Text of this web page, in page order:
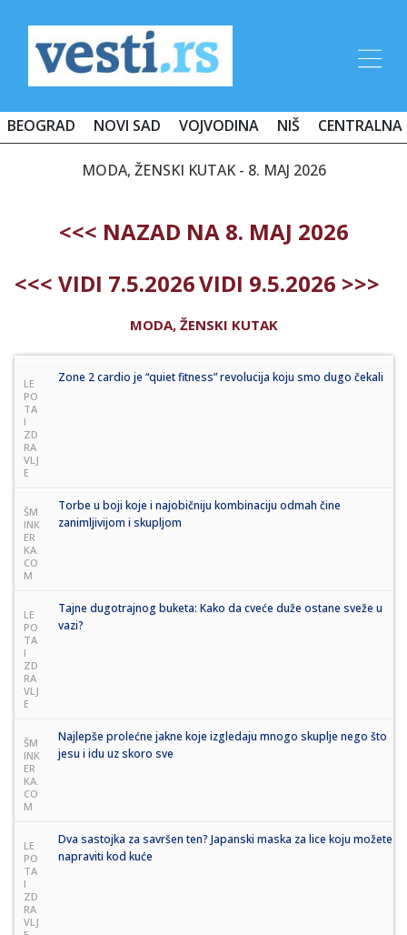
BEOGRAD NOVI SAD VOJVODINA NIŠ CENTRALNA
MODA, ŽENSKI KUTAK - 8. MAJ 2026
<<< NAZAD NA 8. MAJ 2026
<<< VIDI 7.5.2026VIDI 9.5.2026 >>>
MODA, ŽENSKI KUTAK
LE
PO
TA
I
ZD
RA
VLJ
E
Zone 2 cardio je “quiet fitness” revolucija koju smo dugo čekali
ŠM
INK
ER
KA.
CO
M
Torbe u boji koje i najobičniju kombinaciju odmah čine
zanimljivijom i skupljom
LE
PO
TA
I
ZD
RA
VLJ
E
Tajne dugotrajnog buketa: Kako da cveće duže ostane sveže u
vazi?
ŠM
INK
ER
KA.
CO
M
Najlepše prolećne jakne koje izgledaju mnogo skuplje nego što
jesu i idu uz skoro sve
LE
PO
TA
I
ZD
RA
VLJ
Dva sastojka za savršen ten? Japanski maska za lice koju možete
napraviti kod kuće